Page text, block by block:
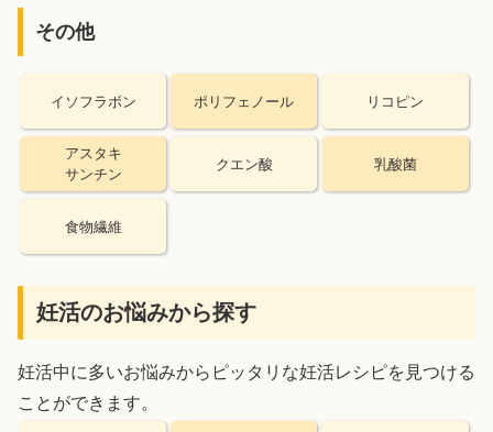
その他
イソフラボン ポリフェノール リコピン
アスタキ
サンチン
クエン酸 乳酸菌
食物繊維
妊活のお悩みから探す
妊活中に多いお悩みからピッタリな妊活レシピを見つける
ことができます。